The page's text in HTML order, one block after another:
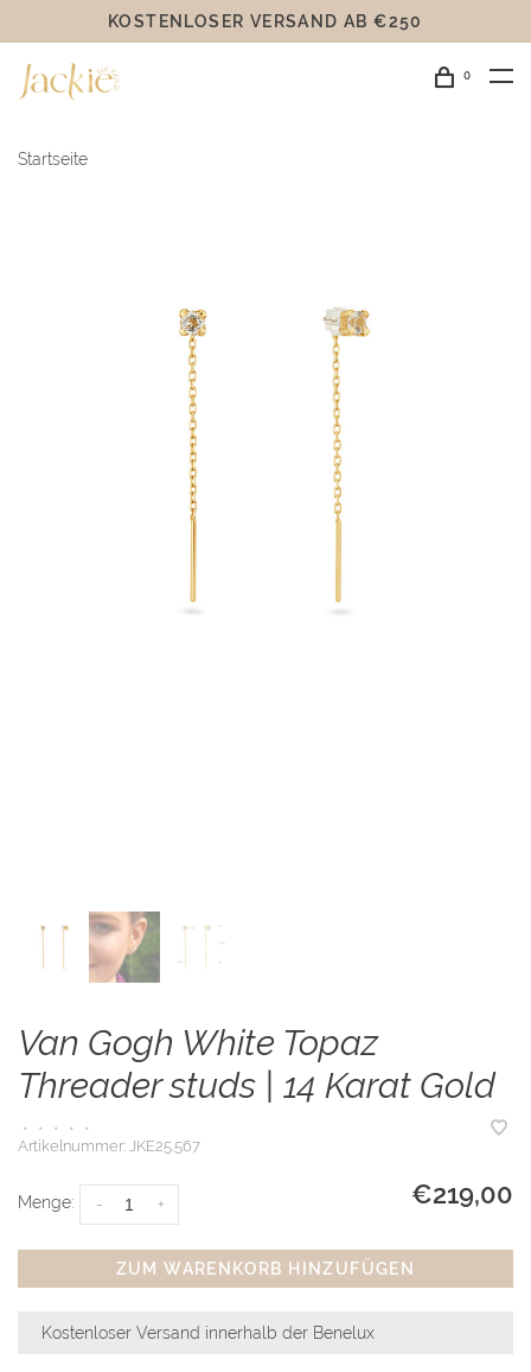
KOSTENLOSER VERSAND AB €250
0
Startseite
Van Gogh White Topaz
Threader studs | 14 Karat Gold
• • • •
•
Artikelnummer: JKE25.567
Menge: +
- €219,00
ZUM WARENKORB HINZUFÜGEN
Kostenloser Versand innerhalb der Benelux